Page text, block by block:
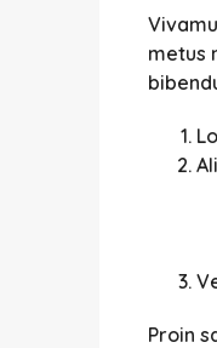
metus
Proin